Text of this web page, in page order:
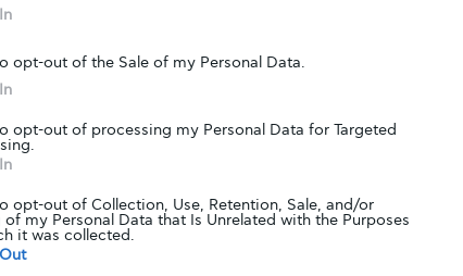
opt-out of the Sale of my Personal Data.
opt-out of processing my Personal Data for Targeted
opt-out of Collection, Use, Retention, Sale, and/or
of my Personal Data that Is Unrelated with the Purposes
it was collected.
ορισμένους περιορισμούς,
στο Ozempic έχει εγκριθεί
υπάρχει πλέον σχεδόν μια δεκαετία